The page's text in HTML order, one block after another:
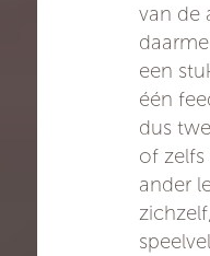
van de
een
één
dus
of
ander